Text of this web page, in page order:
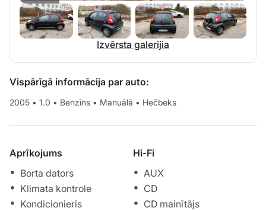
Izvērsta galerijia
Vispārīgā informācija par auto:
2005 • 1.0 • Benzīns • Manuālā • Hečbeks
Aprīkojums
Borta dators
Klimata kontrole
Kondicionieris
Hi-Fi
AUX
CD
CD mainītājs